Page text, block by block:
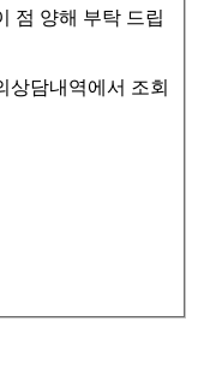
점 양해 부탁 드립
상담내역에서 조회